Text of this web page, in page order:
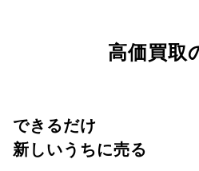
高価買取
できるだけ
新しいうちに売る